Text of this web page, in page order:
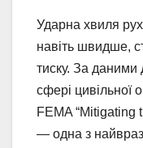
Ударна хвиля
навіть швидше,
тиску. За даними
сфері цивільної
FEMA “Mitigating
— одна з